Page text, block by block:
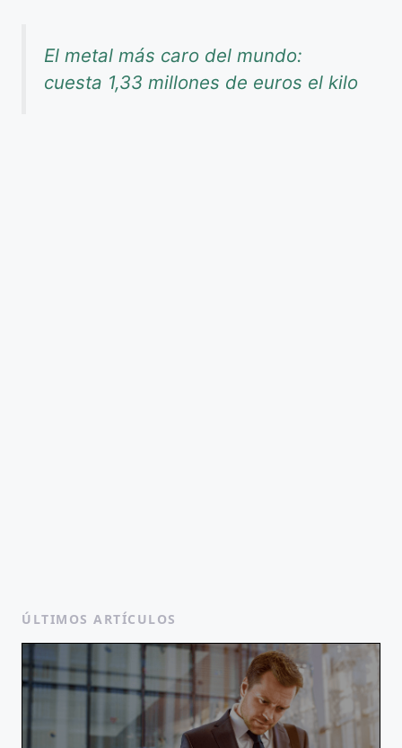
El metal más caro del mundo:
cuesta 1,33 millones de euros el kilo
ÚLTIMOS ARTÍCULOS